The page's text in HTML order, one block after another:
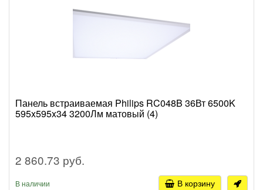
Панель встраиваемая Philips RC048B 36Вт 6500K
595x595x34 3200Лм матовый (4)
2 860.73 руб.
В наличии В корзину